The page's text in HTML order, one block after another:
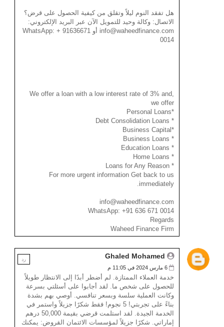
هل تفقد النوم ليلاً وتقلق من كيفية الحصول على قرض؟
الاتصال: وكالة وحيد للتمويل الآن عبر البريد الإلكتروني:
info@waheedfinance.com أو WhatsApp: + 91636671
0014
We offer a loan with a low interest rate of 3% and,
we offer
*Personal Loans
* Debt Consolidation Loans
*Business Capital
* Business Loans
* Education Loans
* Home Loans
* Loans for Any Reason
For more urgent information Get back to us
immediately.
info@waheedfinance.com
WhatsApp: +91 636 671 0014
Regards
Waheed Finance Firm
Ghaled Mohamed
6 مارس 2024 في 11:05 م
خدمة العملاء الممتازة. لم أضطر أبدًا إلى الانتظار طويلاً
للحصول على شخص ما. لقد أجابوا على أسئلتي بسرعة
وكانت العملية سلسة وبسعر تنافسي. أوصي بهم بشدة
بناءً على تجربتي! 5 نجوم! فقط شكرًا جزيلاً واستمر في
الخدمة الجيدة. لقد استلمت قرضي بقيمة 50,000 درهم
إماراتي. شكرًا جزيلاً لمؤسسات الائتمان القروض: يمكنك
رد